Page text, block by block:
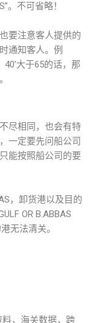
。不可省略！
要注意客人提供的
通知客人。例
40’大于65的话，那
尽相同，也会有特
一定要先问船公司
能按照船公司的要
，卸货港以及目的
OR B.ABBAS
无法清关。
，海关数据，跨